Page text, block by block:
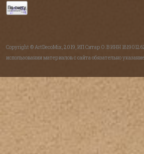
Copyright © ArtDecoMix, 2019, ИП Ситар О.В ИНН
использовании материалов с сайта обязательно